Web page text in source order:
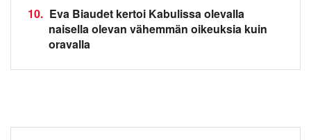
10. Eva Biaudet kertoi Kabulissa olevalla
naisella olevan vähemmän oikeuksia kuin
oravalla